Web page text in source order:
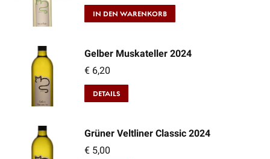
IN DEN WARENKORB
Gelber Muskateller 2024
€ 6,20
DETAILS
Grüner Veltliner Classic 2024
€ 5,00